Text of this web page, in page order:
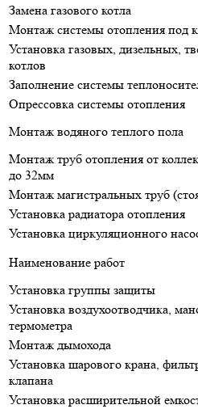
Замена газового котла
Монтаж системы отопления под
Установка газовых, дизельных,
котлов
Заполнение системы
Опрессовка системы отопления
Монтаж водяного теплого пола
Монтаж труб отопления от
до 32мм
Монтаж магистральных труб
Установка радиатора отопления
Установка циркуляционного
Наименование работ
Установка группы защиты
Установка воздухоотводчика,
термометра
Монтаж дымохода
Установка шарового крана,
клапана
Установка расширительной